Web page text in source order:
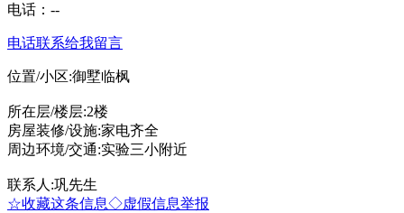
电话： --
电话联系给我留言
位置/小区:御墅临枫
所在层/楼层:2楼
房屋装修/设施:家电齐全
周边环境/交通:实验三小附近
联系人:巩先生
☆收藏这条信息◇虚假信息举报